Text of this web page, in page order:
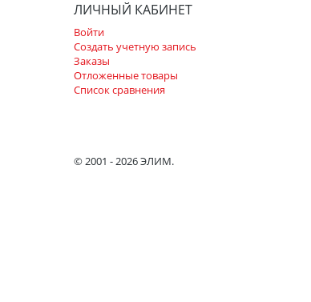
ЛИЧНЫЙ КАБИНЕТ
Войти
Создать учетную запись
Заказы
Отложенные товары
Список сравнения
© 2001 - 2026 ЭЛИМ.